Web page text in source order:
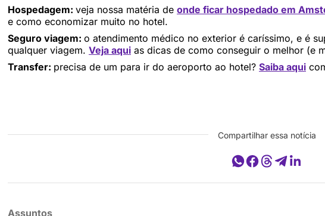
Hospedagem: veja nossa matéria de onde ficar hospedado em
e como economizar muito no hotel.
Seguro viagem: o atendimento médico no exterior é caríssimo, e é
qualquer viagem. Veja aqui as dicas de como conseguir o melhor (e
Transfer: precisa de um para ir do aeroporto ao hotel? Saiba aqui
Compartilhar essa notícia
Assuntos